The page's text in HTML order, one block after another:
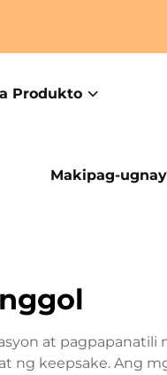
Produkto
Makipag-
at pagpapanatili
ng keepsake. Ang